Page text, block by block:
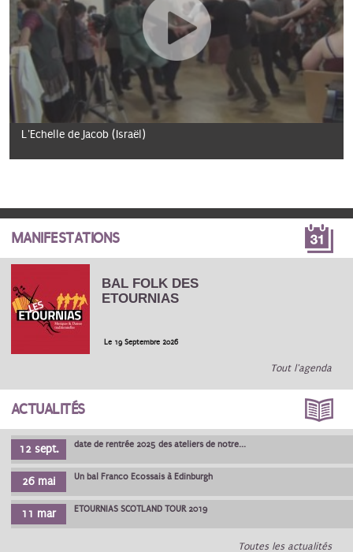
L'Echelle de Jacob (Israël)
MANIFESTATIONS
BAL FOLK DES
ETOURNIAS
Le 19 Septembre 2026
Tout l'agenda
ACTUALITÉS
12 sept. date de rentrée 2025 des ateliers de notre...
26 mai Un bal Franco Ecossais à Edinburgh
11 mar ETOURNIAS SCOTLAND TOUR 2019
Toutes les actualités